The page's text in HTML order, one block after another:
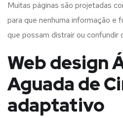
Muitas páginas são projetadas
para que nenhuma informação e
que possam distrair ou confundir
Web design
Aguada de
adaptativo